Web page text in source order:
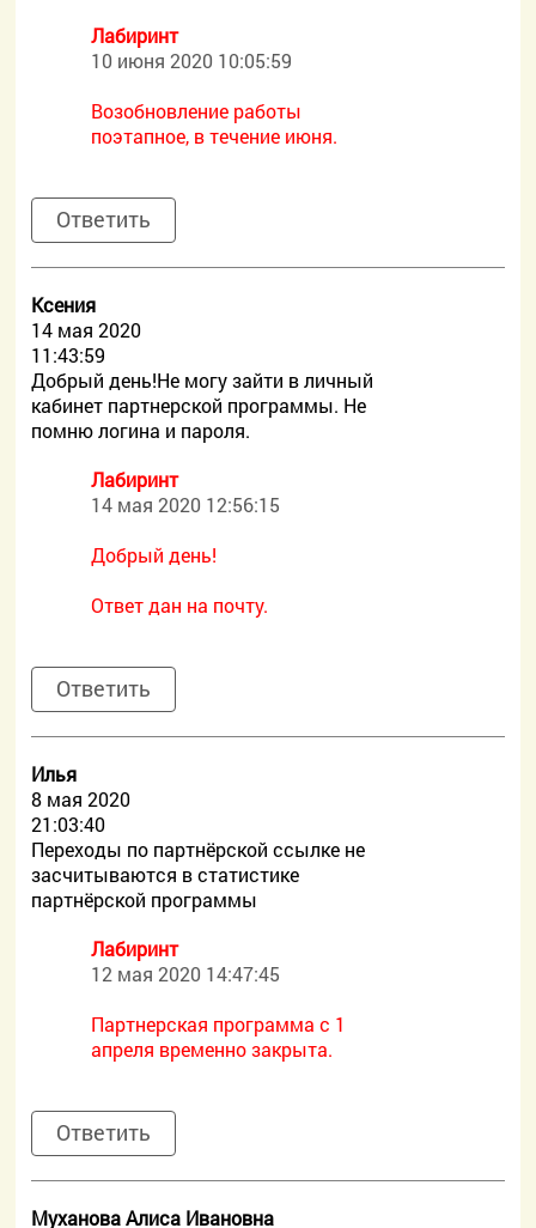
Лабиринт
10 июня 2020 10:05:59
Возобновление работы
поэтапное, в течение июня.
Ответить
Ксения
14 мая 2020
11:43:59
Добрый день!Не могу зайти в личный
кабинет партнерской программы. Не
помню логина и пароля.
Лабиринт
14 мая 2020 12:56:15
Добрый день!
Ответ дан на почту.
Ответить
Илья
8 мая 2020
21:03:40
Переходы по партнёрской ссылке не
засчитываются в статистике
партнёрской программы
Лабиринт
12 мая 2020 14:47:45
Партнерская программа с 1
апреля временно закрыта.
Ответить
Муханова Алиса Ивановна